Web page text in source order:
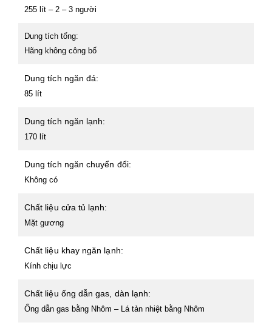
255 lít – 2 – 3 người
Dung tích tổng:
Hãng không công bố
Dung tích ngăn đá:
85 lít
Dung tích ngăn lạnh:
170 lít
Dung tích ngăn chuyển đổi:
Không có
Chất liệu cửa tủ lạnh:
Mặt gương
Chất liệu khay ngăn lạnh:
Kính chịu lực
Chất liệu ống dẫn gas, dàn lạnh:
Ống dẫn gas bằng Nhôm – Lá tản nhiệt bằng Nhôm